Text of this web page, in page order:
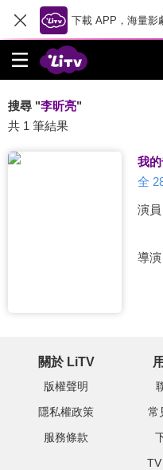
下載 APP，海量影
搜尋 "李昕亮"
共 1 筆結果
我
全
演員
導演
關於 LiTV
版權聲明
隱私權政策
服務條款
常